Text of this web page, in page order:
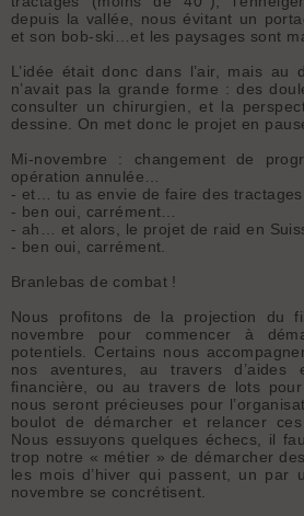
depuis la vallée, nous évitant un
et son bob-ski…et les paysages sont
L’idée était donc dans l’air, mais au
n’avait pas la grande forme : des
consulter un chirurgien, et la
dessine. On met donc le projet en
Mi-novembre : changement de
opération annulée…
- et… tu as envie de faire des
- ben oui, carrément…
- ah… et alors, le projet de raid en
- ben oui, carrément.
Branlebas de combat !
Nous profitons de la projection du
novembre pour commencer à
potentiels. Certains nous
nos aventures, au travers d’aides
financière, ou au travers de lots
nous seront précieuses pour
boulot de démarcher et relancer ces
Nous essuyons quelques échecs, il
trop notre « métier » de démarcher
les mois d’hiver qui passent, un par
novembre se concrétisent.